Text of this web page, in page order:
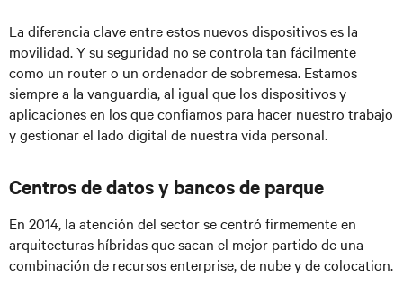
La diferencia clave entre estos nuevos dispositivos es la
movilidad. Y su seguridad no se controla tan fácilmente
como un router o un ordenador de sobremesa. Estamos
siempre a la vanguardia, al igual que los dispositivos y
aplicaciones en los que confiamos para hacer nuestro trabajo
y gestionar el lado digital de nuestra vida personal.
Centros de datos y bancos de parque
En 2014, la atención del sector se centró firmemente en
arquitecturas híbridas que sacan el mejor partido de una
combinación de recursos enterprise, de nube y de colocation.